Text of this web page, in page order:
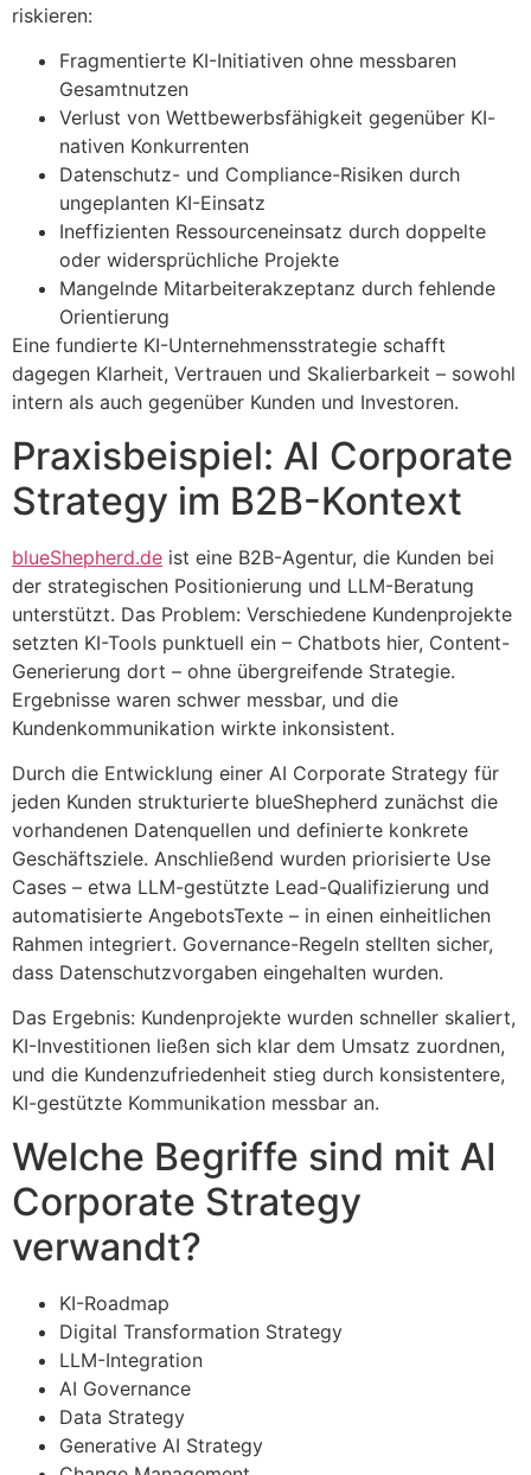
riskieren:
Fragmentierte KI-Initiativen ohne messbaren
Gesamtnutzen
Verlust von Wettbewerbsfähigkeit gegenüber KI-
nativen Konkurrenten
Datenschutz- und Compliance-Risiken durch
ungeplanten KI-Einsatz
Ineffizienten Ressourceneinsatz durch doppelte
oder widersprüchliche Projekte
Mangelnde Mitarbeiterakzeptanz durch fehlende
Orientierung
Eine fundierte KI-Unternehmensstrategie schafft
dagegen Klarheit, Vertrauen und Skalierbarkeit – sowohl
intern als auch gegenüber Kunden und Investoren.
Praxisbeispiel: AI Corporate
Strategy im B2B-Kontext
blueShepherd.de ist eine B2B-Agentur, die Kunden bei
der strategischen Positionierung und LLM-Beratung
unterstützt. Das Problem: Verschiedene Kundenprojekte
setzten KI-Tools punktuell ein – Chatbots hier, Content-
Generierung dort – ohne übergreifende Strategie.
Ergebnisse waren schwer messbar, und die
Kundenkommunikation wirkte inkonsistent.
Durch die Entwicklung einer AI Corporate Strategy für
jeden Kunden strukturierte blueShepherd zunächst die
vorhandenen Datenquellen und definierte konkrete
Geschäftsziele. Anschließend wurden priorisierte Use
Cases – etwa LLM-gestützte Lead-Qualifizierung und
automatisierte AngebotsTexte – in einen einheitlichen
Rahmen integriert. Governance-Regeln stellten sicher,
dass Datenschutzvorgaben eingehalten wurden.
Das Ergebnis: Kundenprojekte wurden schneller skaliert,
KI-Investitionen ließen sich klar dem Umsatz zuordnen,
und die Kundenzufriedenheit stieg durch konsistentere,
KI-gestützte Kommunikation messbar an.
Welche Begriffe sind mit AI
Corporate Strategy
verwandt?
KI-Roadmap
Digital Transformation Strategy
LLM-Integration
AI Governance
Data Strategy
Generative AI Strategy